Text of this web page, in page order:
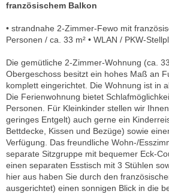
französischem Balkon
• strandnahe 2-Zimmer-Fewo mit
Personen / ca. 33 m² • WLAN / PKW-
Die gemütliche 2-Zimmer-Wohnung (ca. 33
Obergeschoss besitzt ein hohes Maß an
komplett eingerichtet. Die Wohnung ist in
Die Ferienwohnung bietet
Personen. Für Kleinkinder stellen wir
geringes Entgelt) auch gerne ein
Bettdecke, Kissen und Bezüge) sowie
Verfügung. Das freundliche Wohn-/
separate Sitzgruppe mit bequemer Eck-
einen separaten Esstisch mit 3 Stühlen
hier aus haben Sie durch den
ausgerichtet) einen sonnigen Blick in die